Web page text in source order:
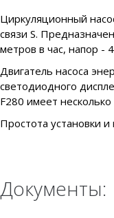
Циркуляционный
связи S.
метров в час, напор -
Двигатель насоса
светодиодного
F280 имеет
Простота установки
Документы: